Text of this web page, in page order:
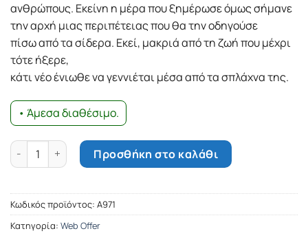
ανθρώπους. Εκείνη η μέρα που ξημέρωσε όμως σήμανε
την αρχή μιας περιπέτειας που θα την οδηγούσε
πίσω από τα σίδερα. Εκεί, μακριά από τη ζωή που μέχρι
τότε ήξερε,
κάτι νέο ένιωθε να γεννιέται μέσα από τα σπλάχνα της.
• Άμεσα διαθέσιμο.
Η Μαντάμ ποσότηταΠροσθήκη στο καλάθι
Κωδικός προϊόντος: A971
Κατηγορία: Web Offer